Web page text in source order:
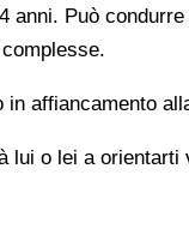
Può
affiancamento
lui o lei a